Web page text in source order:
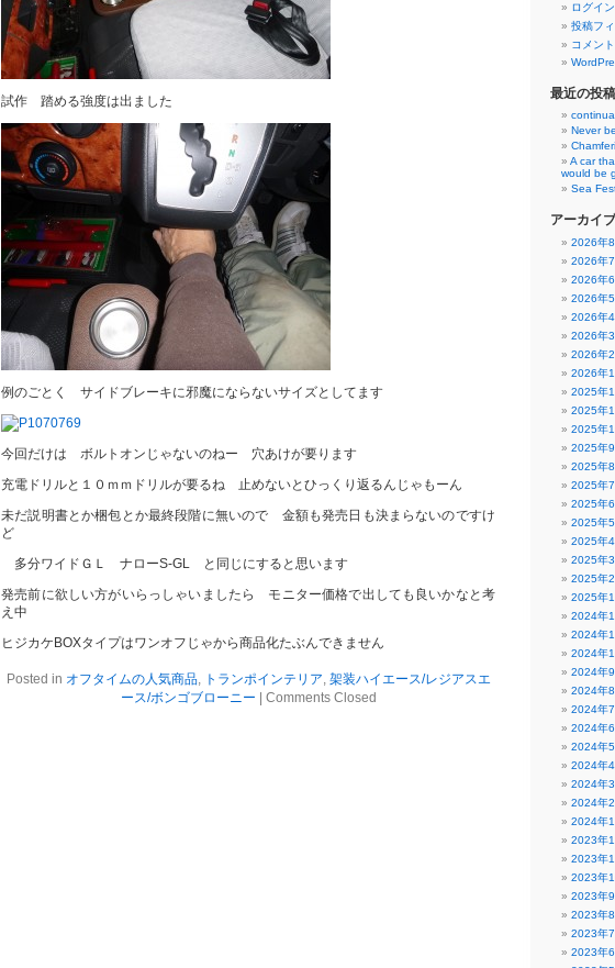
試作 踏める強度は出ました
例のごとく サイドブレーキに邪魔にならないサイズとしてます
今回だけは ボルトオンじゃないのねー 穴あけが要ります
充電ドリルと１０ｍｍドリルが要るね 止めないとひっくり返るんじゃもーん
未だ説明書とか梱包とか最終段階に無いので 金額も発売日も決まらないのですけ
ど
多分ワイドＧＬ ナローS-GL と同じにすると思います
発売前に欲しい方がいらっしゃいましたら モニター価格で出しても良いかなと考
え中
ヒジカケBOXタイプはワンオフじゃから商品化たぶんできません
Posted in オフタイムの人気商品, トランポインテリア, 架装ハイエース/レジアスエ
ース/ボンゴブローニー
Comments Closed
ログイン
投稿フ
コメン
最近の投稿
Never
A car
would be
Sea
アーカイブ
2026年8
2026年7
2026年6
2026年5
2026年4
2026年3
2026年2
2026年1
2025年
2025年
2025年
2025年9
2025年8
2025年7
2025年6
2025年5
2025年4
2025年3
2025年2
2025年1
2024年
2024年
2024年
2024年9
2024年8
2024年7
2024年6
2024年5
2024年4
2024年3
2024年2
2024年1
2023年
2023年
2023年
2023年9
2023年8
2023年7
2023年6